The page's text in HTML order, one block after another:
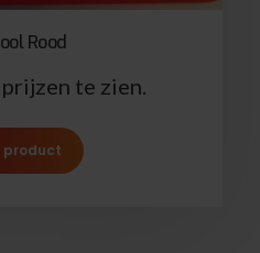
Rood
te zien.
product